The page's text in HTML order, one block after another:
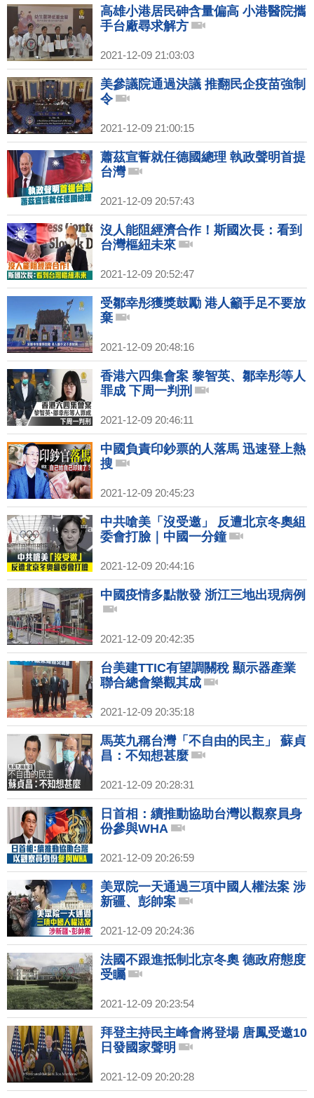
高雄小港居民砷含量偏高 小港醫院攜
手台廠尋求解方
2021-12-09 21:03:03
美參議院通過決議 推翻民企疫苗強制
令
2021-12-09 21:00:15
蕭茲宣誓就任德國總理 執政聲明首提
台灣
2021-12-09 20:57:43
沒人能阻經濟合作！斯國次長：看到
台灣樞紐未來
2021-12-09 20:52:47
受鄒幸彤獲獎鼓勵 港人籲手足不要放
棄
2021-12-09 20:48:16
香港六四集會案 黎智英、鄒幸彤等人
罪成 下周一判刑
2021-12-09 20:46:11
中國負責印鈔票的人落馬 迅速登上熱
搜
2021-12-09 20:45:23
中共嗆美「沒受邀」 反遭北京冬奧組
委會打臉｜中國一分鐘
2021-12-09 20:44:16
中國疫情多點散發 浙江三地出現病例
2021-12-09 20:42:35
台美建TTIC有望調關稅 顯示器產業
聯合總會樂觀其成
2021-12-09 20:35:18
馬英九稱台灣「不自由的民主」 蘇貞
昌：不知想甚麼
2021-12-09 20:28:31
日首相：續推動協助台灣以觀察員身
份參與WHA
2021-12-09 20:26:59
美眾院一天通過三項中國人權法案 涉
新疆、彭帥案
2021-12-09 20:24:36
法國不跟進抵制北京冬奧 德政府態度
受矚
2021-12-09 20:23:54
拜登主持民主峰會將登場 唐鳳受邀10
日發國家聲明
2021-12-09 20:20:28